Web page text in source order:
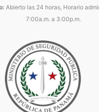
Abierto las 24 horas, Horario
7:00a.m. a 3:00p.m.